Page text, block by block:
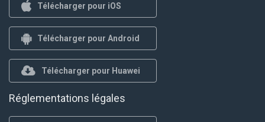
Télécharger pour iOS
Télécharger pour Android
Télécharger pour Huawei
Réglementations légales